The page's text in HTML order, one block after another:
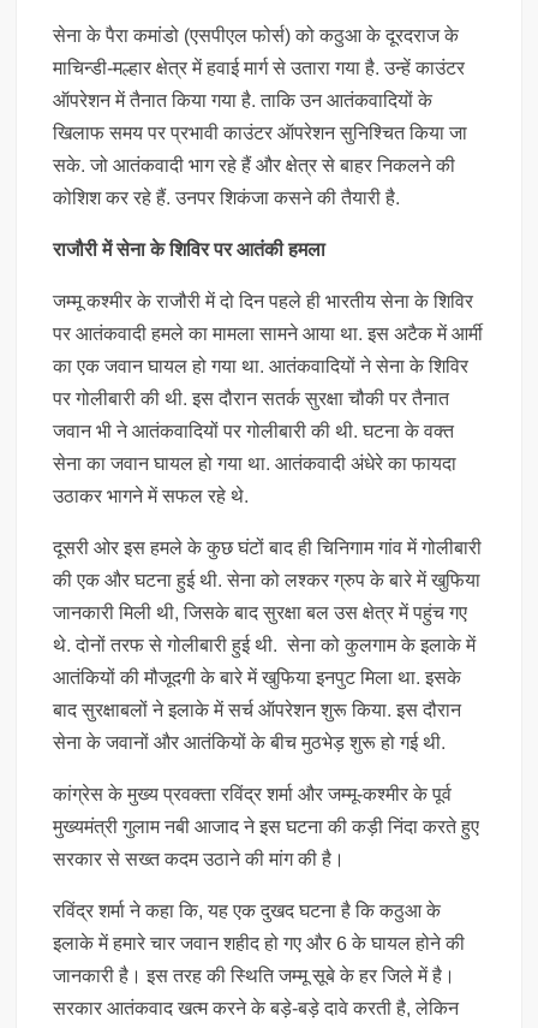
सेना के पैरा कमांडो (एसपीएल फोर्स) को कठुआ के दूरदराज के
माचिन्डी-मल्हार क्षेत्र में हवाई मार्ग से उतारा गया है. उन्हें काउंटर
ऑपरेशन में तैनात किया गया है. ताकि उन आतंकवादियों के
खिलाफ समय पर प्रभावी काउंटर ऑपरेशन सुनिश्चित किया जा
सके. जो आतंकवादी भाग रहे हैं और क्षेत्र से बाहर निकलने की
कोशिश कर रहे हैं. उनपर शिकंजा कसने की तैयारी है.
राजौरी में सेना के शिविर पर आतंकी हमला
जम्मू कश्मीर के राजौरी में दो दिन पहले ही भारतीय सेना के शिविर
पर आतंकवादी हमले का मामला सामने आया था. इस अटैक में आर्मी
का एक जवान घायल हो गया था. आतंकवादियों ने सेना के शिविर
पर गोलीबारी की थी. इस दौरान सतर्क सुरक्षा चौकी पर तैनात
जवान भी ने आतंकवादियों पर गोलीबारी की थी. घटना के वक्त
सेना का जवान घायल हो गया था. आतंकवादी अंधेरे का फायदा
उठाकर भागने में सफल रहे थे.
दूसरी ओर इस हमले के कुछ घंटों बाद ही चिनिगाम गांव में गोलीबारी
की एक और घटना हुई थी. सेना को लश्कर ग्रुप के बारे में खुफिया
जानकारी मिली थी, जिसके बाद सुरक्षा बल उस क्षेत्र में पहुंच गए
थे. दोनों तरफ से गोलीबारी हुई थी. सेना को कुलगाम के इलाके में
आतंकियों की मौजूदगी के बारे में खुफिया इनपुट मिला था. इसके
बाद सुरक्षाबलों ने इलाके में सर्च ऑपरेशन शुरू किया. इस दौरान
सेना के जवानों और आतंकियों के बीच मुठभेड़ शुरू हो गई थी.
कांग्रेस के मुख्य प्रवक्ता रविंद्र शर्मा और जम्मू-कश्मीर के पूर्व
मुख्यमंत्री गुलाम नबी आजाद ने इस घटना की कड़ी निंदा करते हुए
सरकार से सख्त कदम उठाने की मांग की है।
रविंद्र शर्मा ने कहा कि, यह एक दुखद घटना है कि कठुआ के
इलाके में हमारे चार जवान शहीद हो गए और 6 के घायल होने की
जानकारी है। इस तरह की स्थिति जम्मू सूबे के हर जिले में है।
सरकार आतंकवाद खत्म करने के बड़े-बड़े दावे करती है, लेकिन